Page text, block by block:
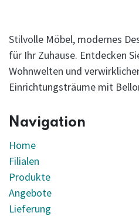
Stilvolle Möbel, modernes
für Ihr Zuhause. Entdecken
Wohnwelten und
Einrichtungsträume mit
Navigation
Home
Filialen
Produkte
Angebote
Lieferung